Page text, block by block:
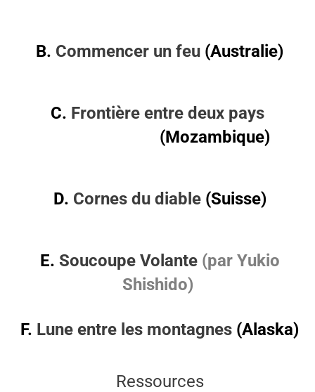
B. Commencer un feu (Australie)
C. Frontière entre deux pays
(Mozambique)
D. Cornes du diable(Suisse)
E. Soucoupe Volante (par Yukio
Shishido)
F. Lune entre les montagnes (Alaska)
Ressources